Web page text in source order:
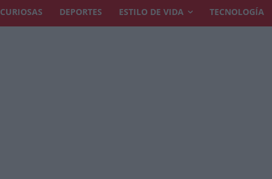
CURIOSAS DEPORTES ESTILO DE VIDA TECNOLOGÍA